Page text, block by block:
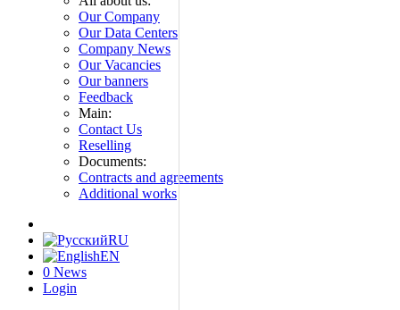
Our Company
Our Data Centers
Company News
Our Vacancies
Our banners
Feedback
Main:
Contact Us
Reselling
Documents:
Contracts and agreements
Additional works
RU
EN
0 News
Login